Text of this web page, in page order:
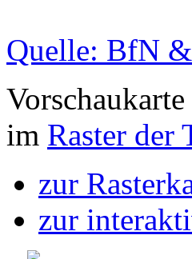
Quelle: BfN
im Raster der
zur
zur